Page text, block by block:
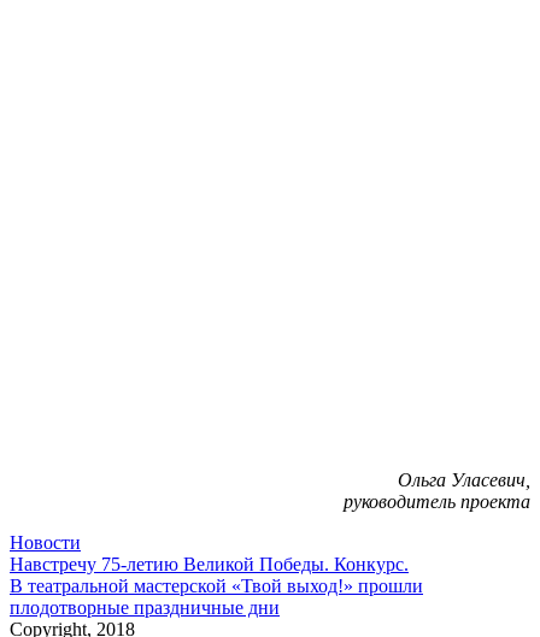
Ольга Уласевич,
руководитель проекта
Новости
Навигация
по
Навстречу 75-летию Великой Победы. Конкурс.
В театральной мастерской «Твой выход!» прошли
плодотворные праздничные дни
Copyright, 2018